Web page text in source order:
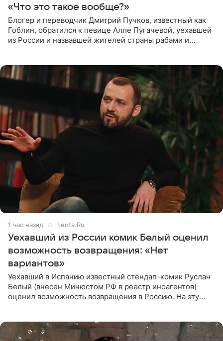
«Что это такое вообще?»
Блогер и переводчик Дмитрий Пучков, известный как
Гоблин, обратился к певице Алле Пугачевой, уехавшей
из России и назвавшей жителей страны рабами и
1 час назад Lenta.Ru
Уехавший из России комик Белый оценил
возможность возвращения: «Нет
вариантов»
Уехавший в Испанию известный стендап-комик Руслан
Белый (внесен Минюстом РФ в реестр иноагентов)
оценил возможность возвращения в Россию. На эту